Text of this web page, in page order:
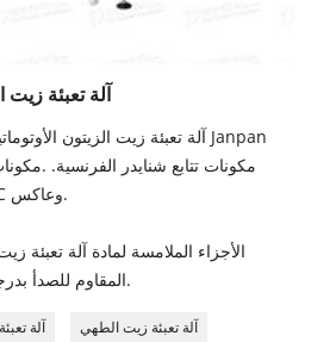
آلة تعبئة زيت
تايوان Airtac. ميتسوبيشي PLC وعاكس.
المقاوم للصدأ بدرجة الطعام لضمان سلامة الغذاء.
آلة آلة تعبئة زيت الطهي